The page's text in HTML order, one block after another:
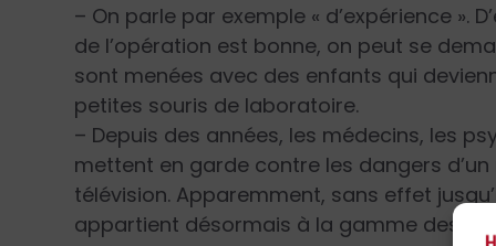
– On parle par exemple « d’expérience ».
de l’opération est bonne, on peut se
sont menées avec des enfants qui
petites souris de laboratoire.
– Depuis des années, les médecins, les
mettent en garde contre les dangers
télévision. Apparemment, sans effet
appartient désormais à la gamme des